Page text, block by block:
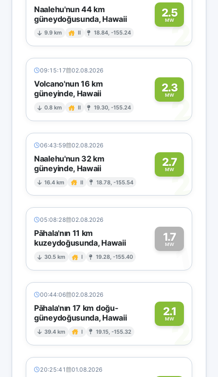
Naalehu'nun 44 km
güneydoğusunda, Hawaii
9.9 km II 18.84, -155.24
2.5
MW2
09:15:17 02.08.2026
Volcano'nun 16 km
güneyinde, Hawaii
0.8 km II 19.30, -155.24
2.3
MW2
06:43:59 02.08.2026
Naalehu'nun 32 km
güneyinde, Hawaii
16.4 km II 18.78, -155.54
2.7
MW2
05:08:28 02.08.2026
Pāhala'nın 11 km
kuzeydoğusunda, Hawaii
30.5 km I 19.28, -155.40
1.7
MW1
00:44:06 02.08.2026
Pāhala'nın 17 km doğu-
güneydoğusunda, Hawaii
39.4 km I 19.15, -155.32
2.1
MW2
20:25:41 01.08.2026